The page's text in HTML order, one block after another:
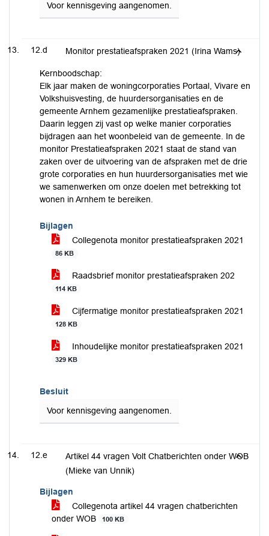
Voor kennisgeving aangenomen.
12.d Monitor prestatieafspraken 2021 (Irina Wams)
Kernboodschap:
Elk jaar maken de woningcorporaties Portaal, Vivare en
Volkshuisvesting, de huurdersorganisaties en de
gemeente Arnhem gezamenlijke prestatieafspraken.
Daarin leggen zij vast op welke manier corporaties
bijdragen aan het woonbeleid van de gemeente. In de
monitor Prestatieafspraken 2021 staat de stand van
zaken over de uitvoering van de afspraken met de drie
grote corporaties en hun huurdersorganisaties met wie
we samenwerken om onze doelen met betrekking tot
wonen in Arnhem te bereiken.
Bijlagen
Collegenota monitor prestatieafspraken 2021
86 KB
Raadsbrief monitor prestatieafspraken 202
114 KB
Cijfermatige monitor prestatieafspraken 2021
128 KB
Inhoudelijke monitor prestatieafspraken 2021
329 KB
Besluit
Voor kennisgeving aangenomen.
12.e
Artikel 44 vragen Volt Chatberichten onder WOB
(Mieke van Unnik)
Bijlagen
Collegenota artikel 44 vragen chatberichten
onder WOB
100 KB